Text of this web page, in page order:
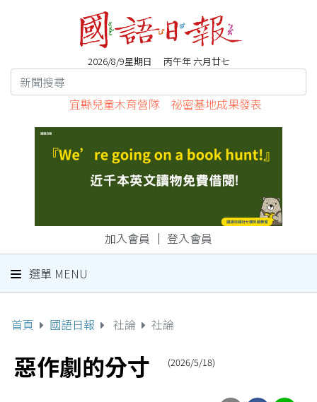
2026/8/9星期日 丙午年 六月廿七
宜縣兒童木育營隊 祕密基地成果發表
加入會員 ｜ 登入會員
選單 MENU
首頁 國語日報 社論 社論
惡作劇的分寸 (2026/5/18)